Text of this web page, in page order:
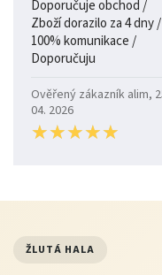
Doporučuje obchod /
Zboží dorazilo za 4 dny /
100% komunikace /
Doporučuju
Ověřený zákazník alim,
04. 2026
★★★★★
★★★★★
ŽLUTÁ HALA